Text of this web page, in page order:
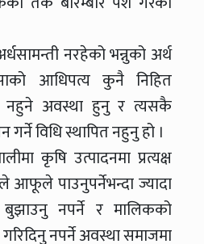
नरहेको भन्नुको अर्थ
आधिपत्य कुनै निहित
नहुने अवस्था हुनु र त्यसकै
विधि स्थापित नहुनु हो ।
कृषि उत्पादनमा प्रत्यक्ष
आफूले पाउनुपर्नेभन्दा ज्यादा
नपर्ने र मालिकको
नपर्ने अवस्था समाजमा